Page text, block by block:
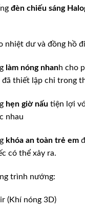
đèn chiếu sáng
nhiệt dư và đồng hồ
làm nóng nhanh cho
thiết lập chỉ trong
hẹn giờ nấu tiện lợi
nhau
khóa an toàn trẻ em
có thể xảy ra.
trình nướng:
(Khí nóng 3D)